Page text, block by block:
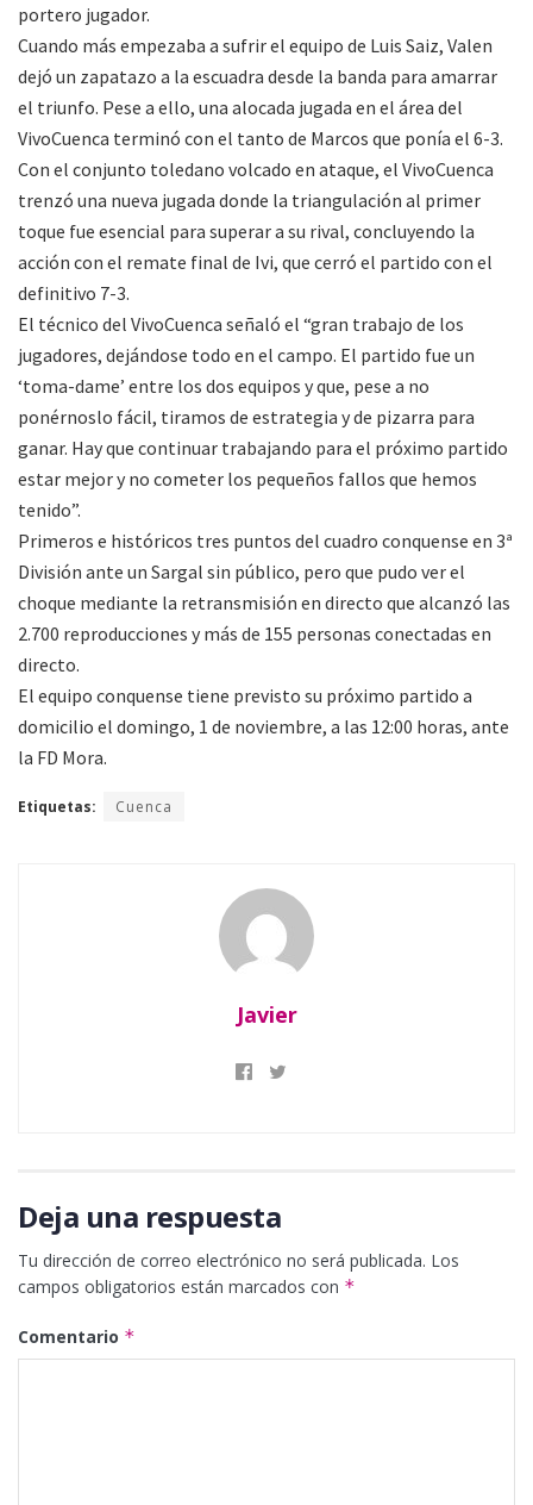
portero jugador.
Cuando más empezaba a sufrir el equipo de Luis Saiz, Valen
dejó un zapatazo a la escuadra desde la banda para amarrar
el triunfo. Pese a ello, una alocada jugada en el área del
VivoCuenca terminó con el tanto de Marcos que ponía el 6-3.
Con el conjunto toledano volcado en ataque, el VivoCuenca
trenzó una nueva jugada donde la triangulación al primer
toque fue esencial para superar a su rival, concluyendo la
acción con el remate final de Ivi, que cerró el partido con el
definitivo 7-3.
El técnico del VivoCuenca señaló el “gran trabajo de los
jugadores, dejándose todo en el campo. El partido fue un
‘toma-dame’ entre los dos equipos y que, pese a no
ponérnoslo fácil, tiramos de estrategia y de pizarra para
ganar. Hay que continuar trabajando para el próximo partido
estar mejor y no cometer los pequeños fallos que hemos
tenido”.
Primeros e históricos tres puntos del cuadro conquense en 3ª
División ante un Sargal sin público, pero que pudo ver el
choque mediante la retransmisión en directo que alcanzó las
2.700 reproducciones y más de 155 personas conectadas en
directo.
El equipo conquense tiene previsto su próximo partido a
domicilio el domingo, 1 de noviembre, a las 12:00 horas, ante
la FD Mora.
Etiquetas: Cuenca
Javier
Deja una respuesta
Tu dirección de correo electrónico no será publicada. Los
campos obligatorios están marcados con *
Comentario *